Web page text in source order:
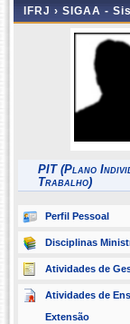
IFRJ › SIGAA -
PIT (Plano
Trabalho)
Perfil Pessoal
Disciplinas
Atividades de
Atividades de
Extensão